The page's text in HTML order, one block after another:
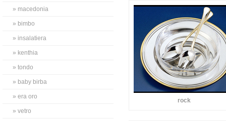
» macedonia
» bimbo
» insalatiera
» kenthia
» tondo
» baby birba
» era oro
» vetro
rock